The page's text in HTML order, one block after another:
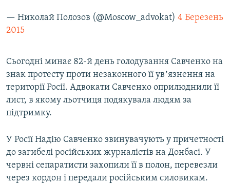
— Николай Полозов (@Moscow_advokat) 4 Березень
2015
Сьогодні минає 82-й день голодування Савченко на
знак протесту проти незаконного її увʼязнення на
території Росії. Адвокати Савченко оприлюднили її
лист, в якому льотчиця подякувала людям за
підтримку.
У Росії Надію Савченко звинувачують у причетності
до загибелі російських журналістів на Донбасі. У
червні сепаратисти захопили її в полон, перевезли
через кордон і передали російським силовикам.